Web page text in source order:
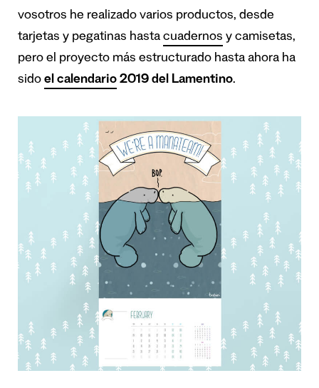
vosotros he realizado varios productos, desde
tarjetas y pegatinas hasta cuadernos y camisetas,
pero el proyecto más estructurado hasta ahora ha
sido el calendario 2019 del Lamentino.